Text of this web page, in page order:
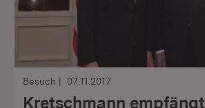
Besuch 07.11.2017
Kretschmann empfängt